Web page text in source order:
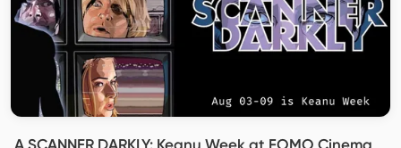
A SCANNER DARKLY: Keanu Week at FOMO Cinema